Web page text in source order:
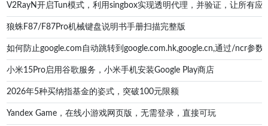
V2RayN开启Tun模式，利用singbox实现透明代理，并验证，让所有
狼蛛F87/F87Pro机械键盘说明书手册扫描完整版
如何防止google.com自动跳转到google.com.hk,google.cn,通过/ncr参数
小米15Pro启用谷歌服务，小米手机安装Google Play商店
2026年5种买纳指基金的姿式，突破100元限额
Yandex Game，在线小游戏网页版，无需登录，直接可玩